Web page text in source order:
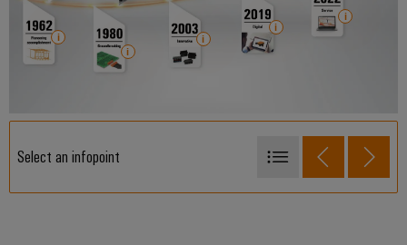
Select an infopoint
1962